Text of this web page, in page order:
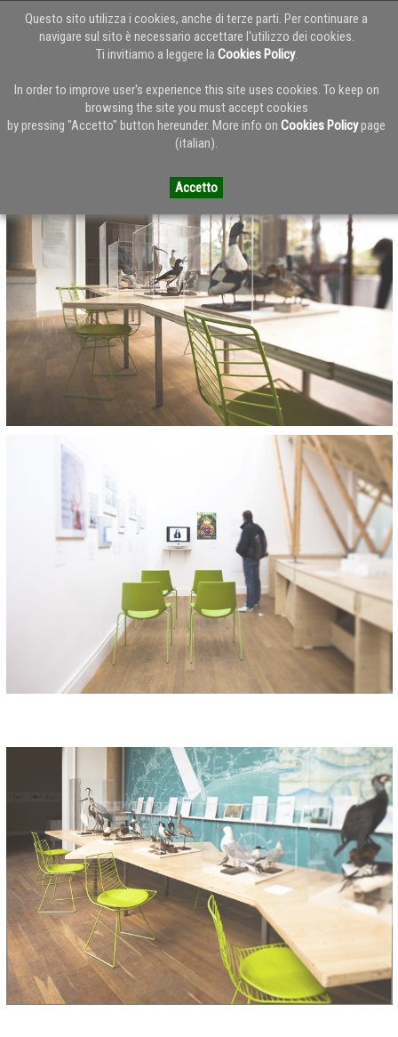
Questo sito utilizza i cookies, anche di terze parti. Per continuare a
navigare sul sito è necessario accettare l'utilizzo dei cookies.
Ti invitiamo a leggere la Cookies Policy.
In order to improve user's experience this site uses cookies. To keep on
browsing the site you must accept cookies
by pressing "Accetto" button hereunder. More info onCookies Policypage
(italian).
Accetto
Torna alla Home del Blog
Arper Biennale Architettura